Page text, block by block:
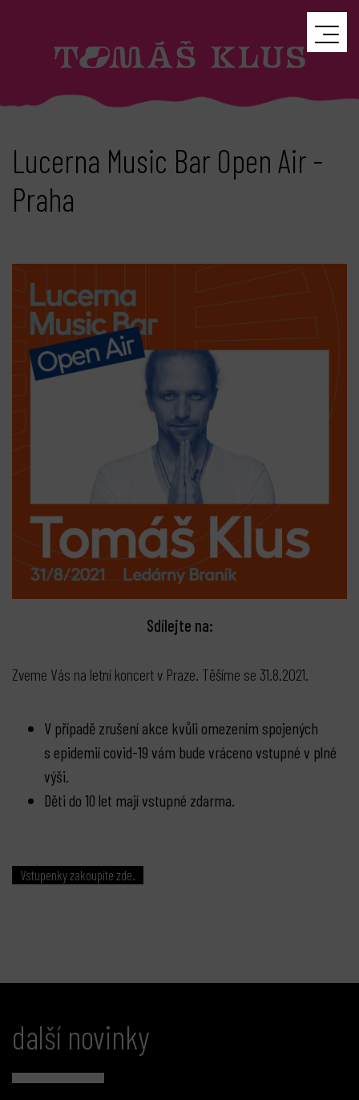
Lucerna Music Bar Open Air -
Praha
Sdílejte na:
Zveme Vás na letní koncert v Praze. Těšíme se 31.8.2021.
V případě zrušení akce kvůli omezením spojených
s epidemií covid-19 vám bude vráceno vstupné v plné
výši.
Děti do 10 let mají vstupné zdarma.
Vstupenky zakoupíte zde.
další novinky